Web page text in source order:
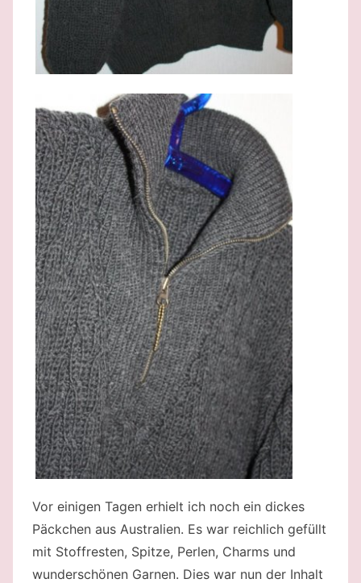
Vor einigen Tagen erhielt ich noch ein dickes
Päckchen aus Australien. Es war reichlich gefüllt
mit Stoffresten, Spitze, Perlen, Charms und
wunderschönen Garnen. Dies war nun der Inhalt